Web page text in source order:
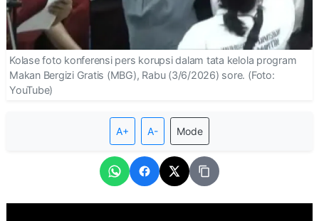
Kolase foto konferensi pers korupsi dalam tata kelola program
Makan Bergizi Gratis (MBG), Rabu (3/6/2026) sore. (Foto:
YouTube)
A+ A- Mode